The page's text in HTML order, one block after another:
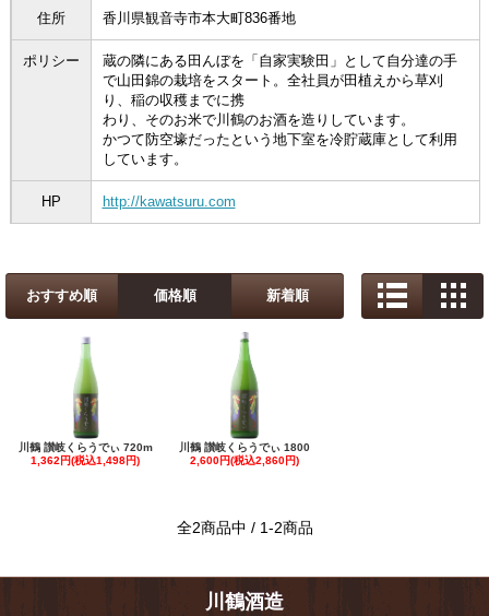
住所 香川県観音寺市本大町836番地
ポリシー
蔵の隣にある田んぼを「自家実験田」として自分達の手
で山田錦の栽培をスタート。全社員が田植えから草刈
り、稲の収穫までに携
わり、そのお米で川鶴のお酒を造りしています。
かつて防空壕だったという地下室を冷貯蔵庫として利用
しています。
HP http://kawatsuru.com
おすすめ順 価格順 新着順
川鶴 讃岐くらうでぃ 720m
1,362円(税込1,498円)
川鶴 讃岐くらうでぃ 1800
2,600円(税込2,860円)
全2商品中 / 1-2商品
川鶴酒造